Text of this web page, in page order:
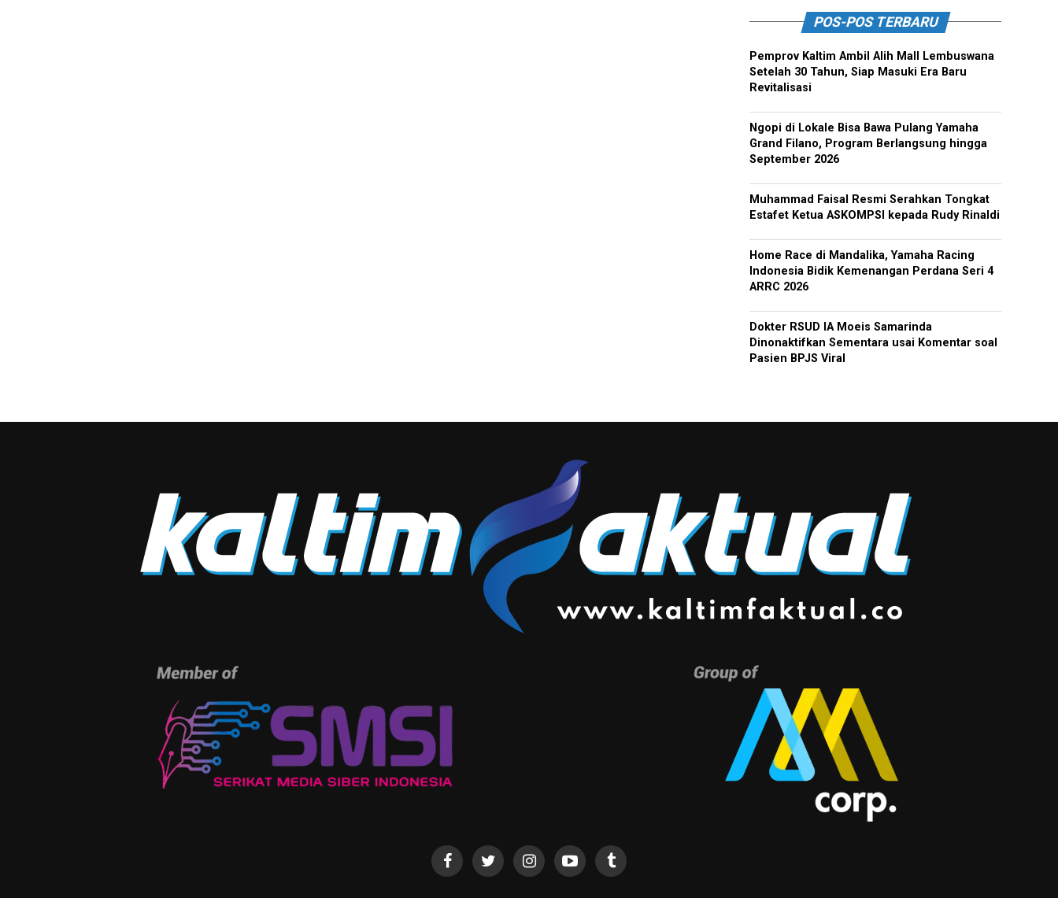
POS-POS TERBARU
Pemprov Kaltim Ambil Alih Mall Lembuswana
Setelah 30 Tahun, Siap Masuki Era Baru
Revitalisasi
Ngopi di Lokale Bisa Bawa Pulang Yamaha
Grand Filano, Program Berlangsung hingga
September 2026
Muhammad Faisal Resmi Serahkan Tongkat
Estafet Ketua ASKOMPSI kepada Rudy Rinaldi
Home Race di Mandalika, Yamaha Racing
Indonesia Bidik Kemenangan Perdana Seri 4
ARRC 2026
Dokter RSUD IA Moeis Samarinda
Dinonaktifkan Sementara usai Komentar soal
Pasien BPJS Viral